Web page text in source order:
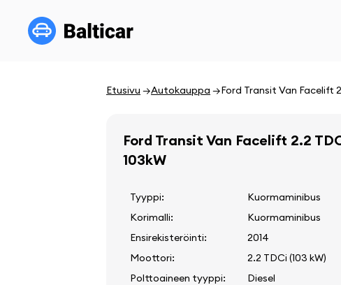
Etusivu Autokauppa Ford Transit Van Facelift
Ford Transit Van Facelift 2.2
103kW
Tyyppi:
Kuormaminibus
Korimalli:
Kuormaminibus
Ensirekisteröinti:
2014
Moottori:
2.2 TDCi (103 kW)
Polttoaineen tyyppi:
Diesel